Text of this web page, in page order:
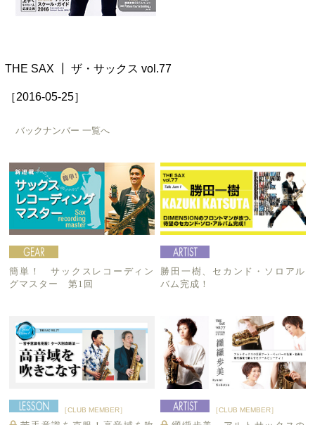
THE SAX ┃ ザ・サックス vol.77
［2016-05-25］
バックナンバー 一覧へ
簡単！ サックスレコーディン
グマスター 第1回
勝田一樹、セカンド・ソロアル
バム完成！
［CLUB MEMBER］ ［CLUB MEMBER］